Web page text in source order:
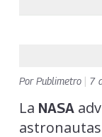
PorPublimetro 7
La NASA